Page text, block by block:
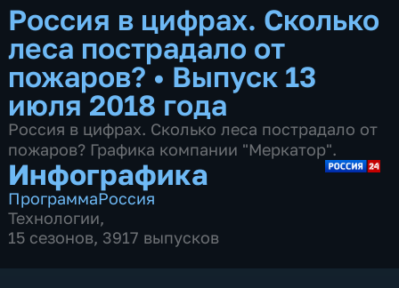
Россия в цифрах. Сколько
леса пострадало от
пожаров?• Выпуск 13
июля 2018 года
Россия в цифрах. Сколько леса пострадало от
пожаров? Графика компании "Меркатор".
Инфографика
ПрограммаРоссия
Технологии,
15 сезонов, 3917 выпусков